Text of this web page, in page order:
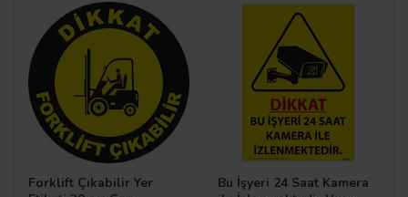
Forklift Çıkabilir Yer
Bu İşyeri 24 Saat Kamera